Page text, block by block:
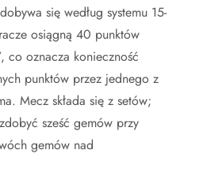
się według systemu 15-
osiągną 40 punktów
co oznacza konieczność
punktów przez jednego z
Mecz składa się z setów;
sześć gemów przy
gemów nad